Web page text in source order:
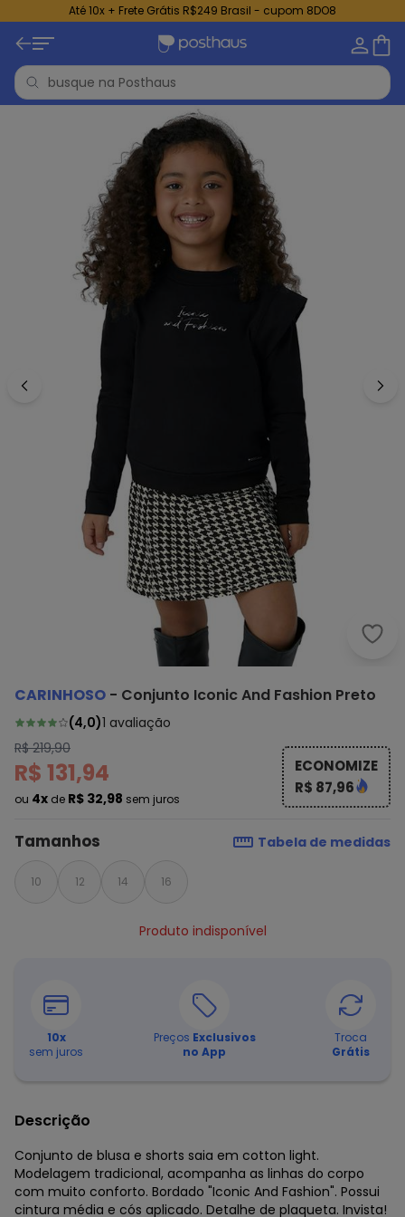
Até 10x + Frete Grátis R$249 Brasil - cupom 8DO8
CARINHOSO - Conjunto Iconic And Fashion Preto
(4,0)1 avaliação
R$ 219,90
R$ 131,94
ou 4x de R$ 32,98 sem juros
ECONOMIZE
R$ 87,96
Tamanhos Tabela de medidas
10 12 14 16
Produto indisponível
10x
sem juros
Preços Exclusivos
no App
Troca
Grátis
Descrição
Conjunto de blusa e shorts saia em cotton light.
Modelagem tradicional, acompanha as linhas do corpo
com muito conforto. Bordado "Iconic And Fashion". Possui
cintura média e cós aplicado. Detalhe de plaqueta. Invista!